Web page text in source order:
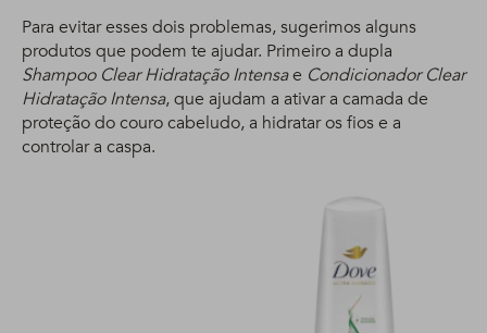
Para evitar esses dois problemas, sugerimos alguns
produtos que podem te ajudar. Primeiro a dupla
Shampoo Clear Hidratação Intensae Condicionador Clear
Hidratação Intensa, que ajudam a ativar a camada de
proteção do couro cabeludo, a hidratar os fios e a
controlar a caspa.